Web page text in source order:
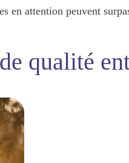
en attention peuvent
qualité